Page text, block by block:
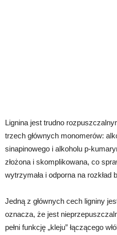
Lignina jest trudno
trzech głównych monomerów:
sinapinowego i alkoholu p-
złożona i skomplikowana, co
wytrzymała i odporna na rozkład
Jedną z głównych cech ligniny
oznacza, że ​​jest
pełni funkcję „kleju” łączącego